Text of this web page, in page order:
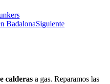
BadalonaSiguiente
calderas a gas. Reparamos las